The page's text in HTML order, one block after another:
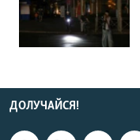
ДОЛУЧАЙСЯ!